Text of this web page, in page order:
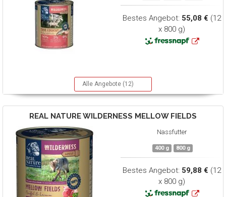
Bestes Angebot: 55,08 € (12
x 800 g)
Alle Angebote (12)
REAL NATUREWILDERNESS MELLOW FIELDS
Nassfutter
400 g 800 g
Bestes Angebot: 59,88 € (12
x 800 g)